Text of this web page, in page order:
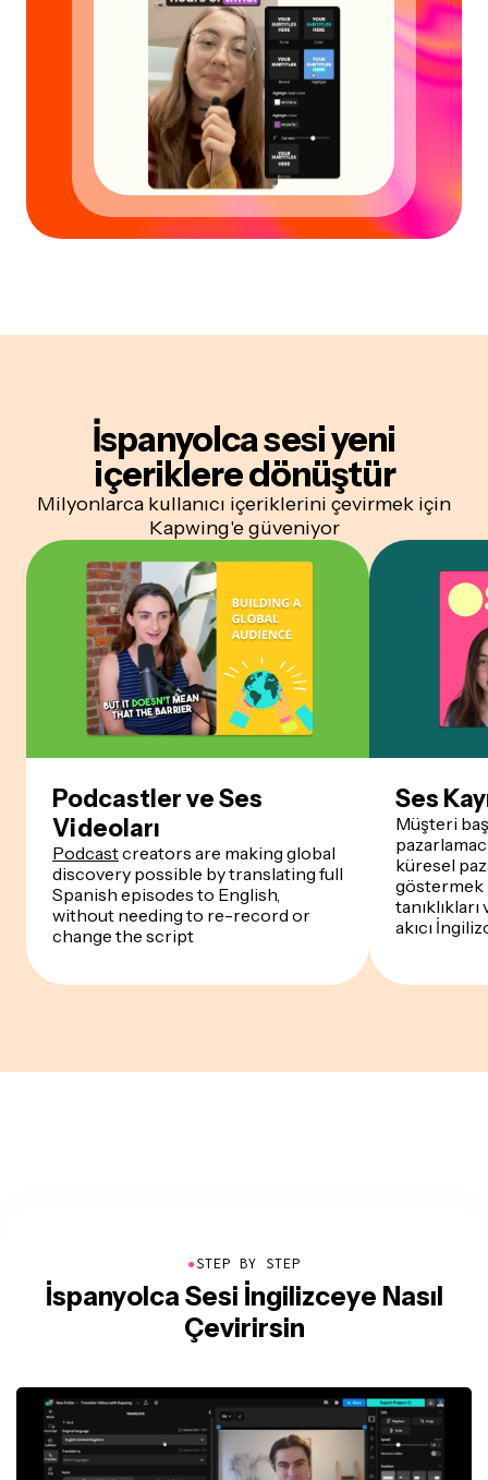
İspanyolca sesiyeni
içeriklere dönüştür
Milyonlarca kullanıcı içeriklerini çevirmek için
Kapwing'e güveniyor
Podcastler ve Ses
Videoları
Podcastcreators are making global
discovery possible by translating full
Spanish episodes to English,
without needing to re-record or
change the script
Ses
Müşteri
küresel
göstermek
akıcı
●STEP BY STEP
İspanyolca Sesi İngilizceye Nasıl
Çevirirsin